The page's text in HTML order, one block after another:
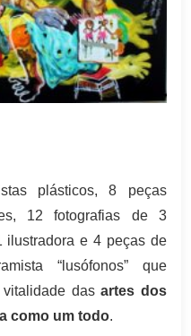
plásticos, 8 peças
12 fotografias de 3
ilustradora e 4 peças de
“lusófonos” que
vitalidade dasartes dos
como um todo.